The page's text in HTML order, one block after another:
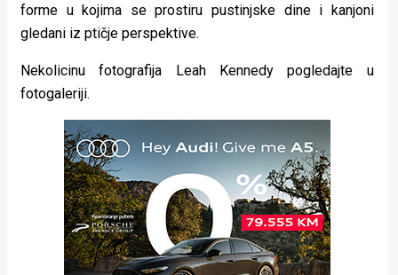
forme u kojima se prostiru pustinjske dine i kanjoni
gledani iz ptičje perspektive.
Nekolicinu fotografija Leah Kennedy pogledajte u
fotogaleriji.